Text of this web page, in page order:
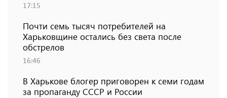
17:15
Почти семь тысяч потребителей на
Харьковщине остались без света после
обстрелов
16:46
В Харькове блогер приговорен к семи годам
за пропаганду СССР и России